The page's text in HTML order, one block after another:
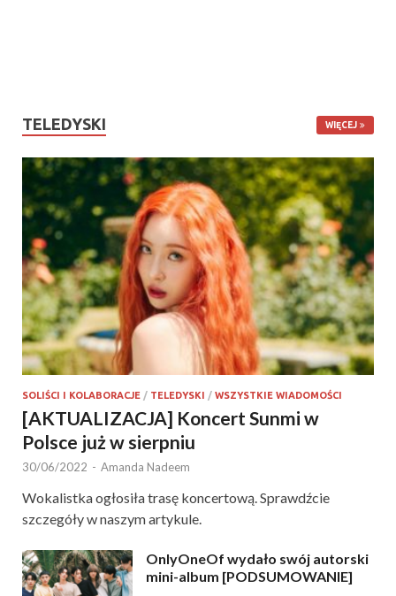
TELEDYSKI WIĘCEJ
SOLIŚCI I KOLABORACJE / TELEDYSKI / WSZYSTKIE WIADOMOŚCI
[AKTUALIZACJA] Koncert Sunmi w
Polsce już w sierpniu
30/06/2022 - Amanda Nadeem
Wokalistka ogłosiła trasę koncertową. Sprawdźcie
szczegóły w naszym artykule.
OnlyOneOf wydało swój autorski
mini-album [PODSUMOWANIE]